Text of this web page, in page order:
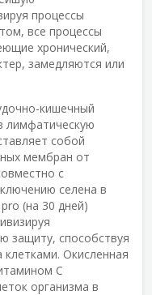
процессы
все процессы
хронический,
замедляются или
кишечный
лимфатическую
собой
мембран от
с
селена в
(на 30 дней)
защиту, способствуя
Окисленная
С
организма в